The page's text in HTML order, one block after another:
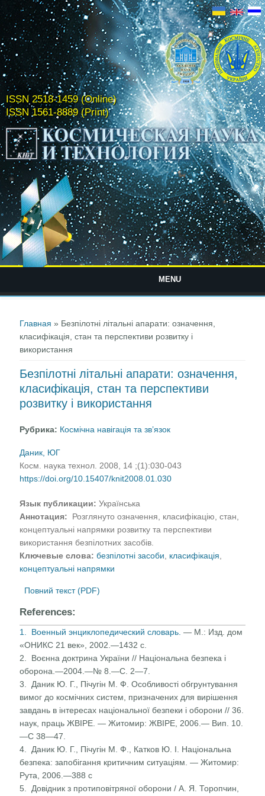
ISSN 2518-1459 (Online)
ISSN 1561-8889 (Print)
MENU
Главная » Безпілотні літальні апарати: означення,
класифікація, стан та перспективи розвитку і
використання
Безпілотні літальні апарати: означення,
класифікація, стан та перспективи
розвитку і використання
Рубрика: Космічна навігація та зв’язок
Даник, ЮГ
Косм. наука технол. 2008, 14 ;(1):030-043
https://doi.org/10.15407/knit2008.01.030
Язык публикации: Українська
Аннотация:
Розглянуто означення, класифікацію, стан,
концептуальні напрямки розвитку та перспективи
використання безпілотних засобів.
Ключевые слова: безпілотні засоби класифікація
концептуальні напрямки
Повний текст (PDF)
References:
1. Военный энциклопедический словарь. — М.: Изд. дом
«ОНИКС 21 век», 2002.—1432 с.
2. Воєнна доктрина України // Національна безпека і
оборона.—2004.—№ 8.—С. 2—7.
3. Даник Ю. Г., Пічугін М. Ф. Особливості обгрунтування
вимог до космічних систем, призначених для вирішення
завдань в інтересах національної безпеки і оборони // 36.
наук, праць ЖВІРЕ. — Житомир: ЖВІРЕ, 2006.— Вип. 10.
—С 38—47.
4. Даник Ю. Г., Пічугін М. Ф., Катков Ю. І. Національна
безпека: запобігання критичним ситуаціям. — Жито­мир:
Рута, 2006.—388 с
5. Довідник з протиповітряної оборони / А. Я. Торопчин,